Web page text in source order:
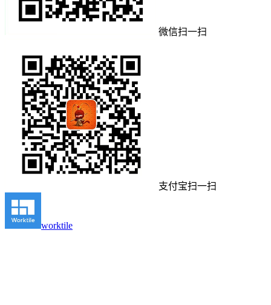
微信扫一扫
支付宝扫一扫
worktile